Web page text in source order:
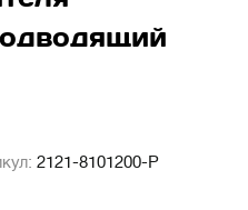
2121-8101200-Р